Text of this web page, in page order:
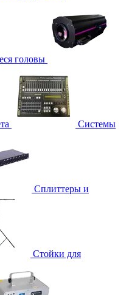
головы
Системы
Сплиттеры и
Стойки для